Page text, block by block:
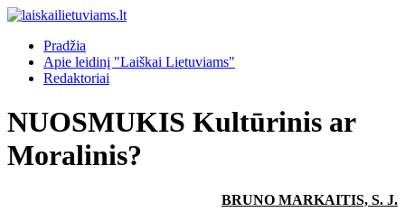
Pradžia
Apie leidinį "Laiškai Lietuviams"
Redaktoriai
NUOSMUKIS Kultūrinis ar
Moralinis?
BRUNO MARKAITIS, S. J.